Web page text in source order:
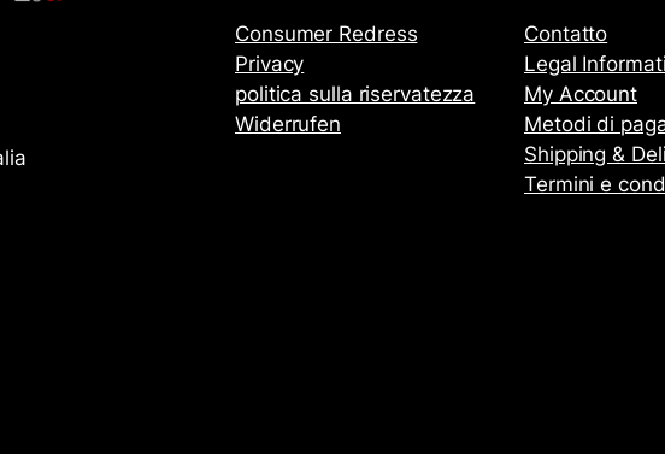
Consumer Redress
Privacy
politica sulla riservatezza
Widerrufen
Contatto
Legal
My Account
Metodi di
Shipping &
Termini e